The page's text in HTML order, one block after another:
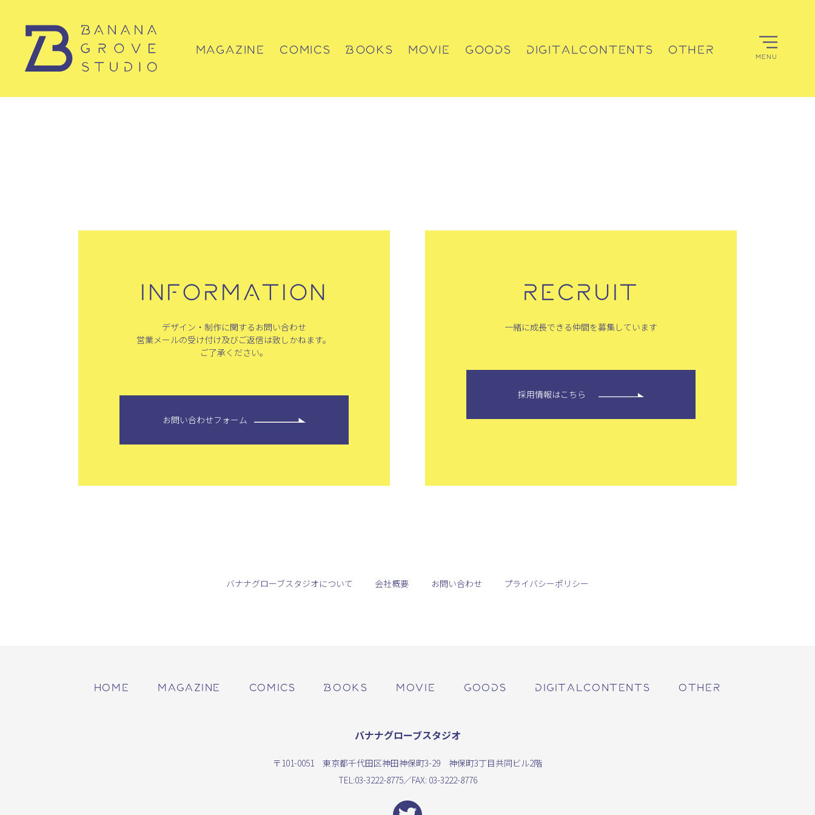
MAGAZINE COMICS BOOKS MOVIE GOODS DIGITALCONTENTS OTHER MENU
INFORMATION
デザイン・制作に関するお問い合わせ
営業メールの受け付け及びご返信は致しかねます。
ご了承ください。
お問い合わせフォーム
RECRUIT
一緒に成長できる仲間を募集しています
採用情報はこちら
バナナグローブスタジオについて 会社概要 お問い合わせ プライバシーポリシー
HOME MAGAZINE COMICS BOOKS MOVIE GOODS DIGITALCONTENTS OTHER
バナナグローブスタジオ
〒101-0051 東京都千代田区神田神保町3-29 神保町3丁目共同ビル2階
TEL:03-3222-8775／FAX: 03-3222-8776